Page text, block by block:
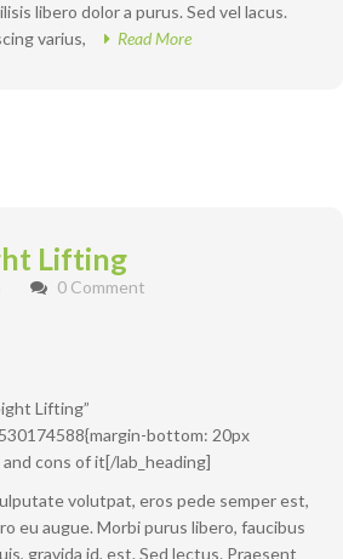
libero dolor a purus. Sed vel lacus.
varius,
Read More
Lifting
0 Comment
Lifting”
bottom: 20px
cons of it[/lab_heading]
volutpat, eros pede semper est,
eu augue. Morbi purus libero, faucibus
gravida id, est. Sed lectus. Praesent